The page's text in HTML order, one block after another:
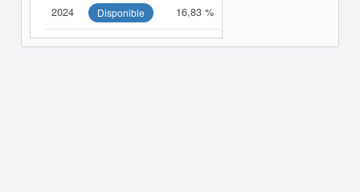
2024 Disponible 16,83 %